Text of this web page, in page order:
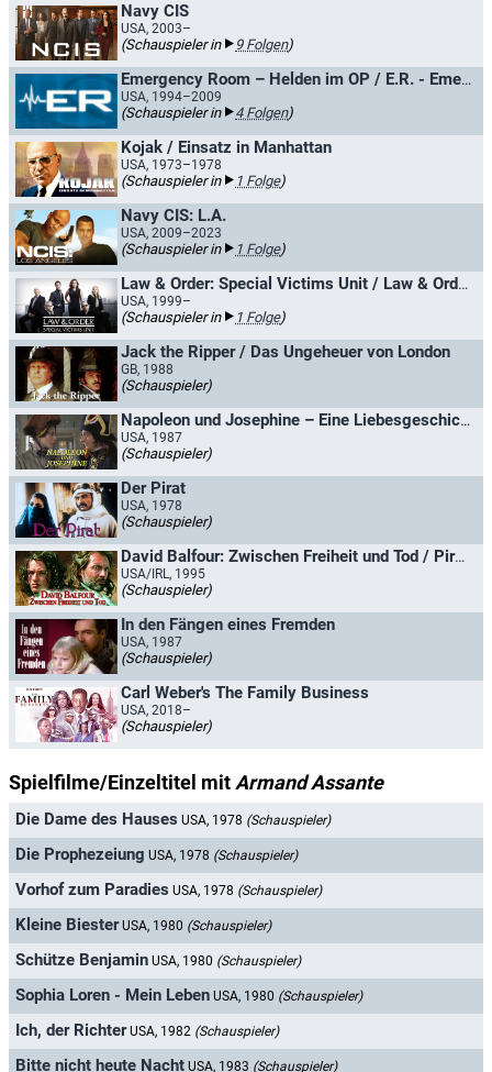
Navy CIS
USA, 2003–
(Schauspieler in 9 Folgen)
Emergency Room – Helden im OP / E.R. - Emergency Room
USA, 1994–2009
(Schauspieler in 4 Folgen)
Kojak / Einsatz in Manhattan
USA, 1973–1978
(Schauspieler in 1 Folge)
Navy CIS: L.A.
USA, 2009–2023
(Schauspieler in 1 Folge)
Law & Order: Special Victims Unit / Law & Order: New York
USA, 1999–
(Schauspieler in 1 Folge)
Jack the Ripper / Das Ungeheuer von London
GB, 1988
(Schauspieler)
Napoleon und Josephine – Eine Liebesgeschichte
USA, 1987
(Schauspieler)
Der Pirat
USA, 1978
(Schauspieler)
David Balfour: Zwischen Freiheit und Tod / Piratenjagd
USA/IRL, 1995
(Schauspieler)
In den Fängen eines Fremden
USA, 1987
(Schauspieler)
Carl Weber's The Family Business
USA, 2018–
(Schauspieler)
Spielfilme/Einzeltitel mit Armand Assante
Die Dame des Hauses USA, 1978 (Schauspieler)
Die Prophezeiung USA, 1978 (Schauspieler)
Vorhof zum Paradies USA, 1978 (Schauspieler)
Kleine Biester USA, 1980 (Schauspieler)
Schütze Benjamin USA, 1980 (Schauspieler)
Sophia Loren - Mein Leben USA, 1980 (Schauspieler)
Ich, der Richter USA, 1982 (Schauspieler)
Bitte nicht heute Nacht USA, 1983 (Schauspieler)